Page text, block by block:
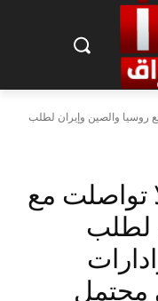
روسيا والصين وإيران لطلب
تواصلت مع
لطلب
محتمل